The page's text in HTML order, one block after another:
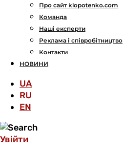
Про сайт klopotenko.com
Команда
Наші експерти
Реклама і співробітництво
Контакти
НОВИНИ
UA
RU
EN
Увійти